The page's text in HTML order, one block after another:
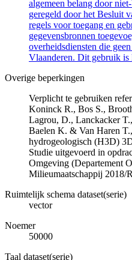
algemeen belang door
geregeld door het Besluit
regels voor toegang en
gegevensbronnen
overheidsdiensten die
Vlaanderen. Dit gebruik is
Overige beperkingen
Verplicht te gebruiken
Koninck R., Bos S.,
Lagrou, D., Lanckacker
Baelen K. & Van Haren
hydrogeologisch (H3D)
Studie uitgevoerd in
Omgeving (Departement
Milieumaatschappij
Ruimtelijk schema dataset(serie)
vector
Noemer
50000
Taal dataset(serie)